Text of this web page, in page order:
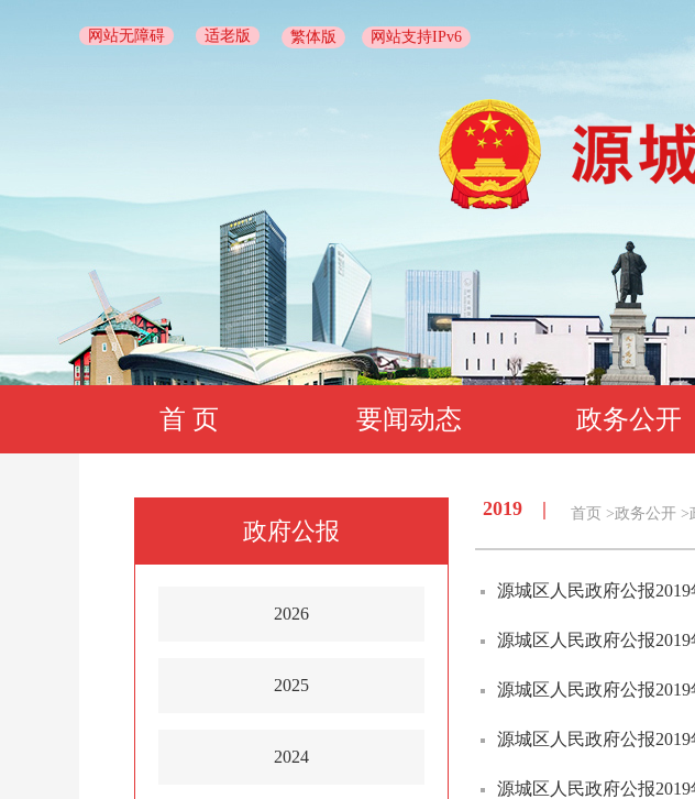
网站无障碍 适老版 繁体版 网站支持IPv6
首 页 要闻动态 政务公开
政府公报
2026
2025
2024
2019 | 首页 >政务公开 >
源城区人民政府公报2019
源城区人民政府公报2019
源城区人民政府公报2019
源城区人民政府公报2019
源城区人民政府公报2019